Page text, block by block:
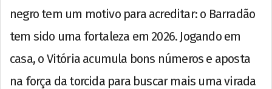
negro tem um motivo para acreditar: o Barradão
tem sido uma fortaleza em 2026. Jogando em
casa, o Vitória acumula bons números e aposta
na força da torcida para buscar mais uma virada